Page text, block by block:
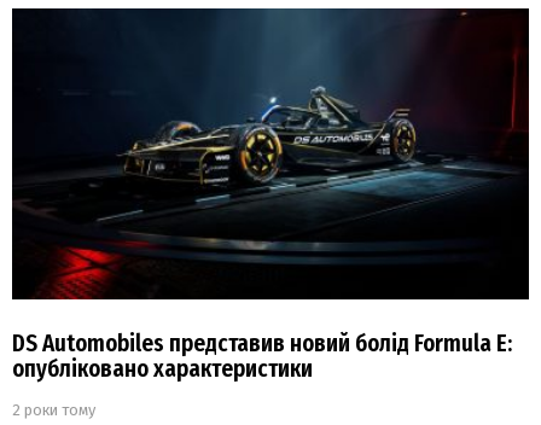
DS Automobiles представив новий болід Formula E:
опубліковано характеристики
2 роки тому